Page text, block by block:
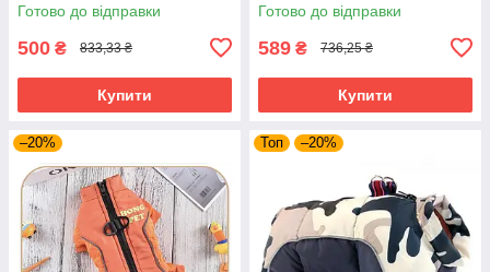
Готово до відправки
500 ₴ 833,33 ₴
Купити
Готово до відправки
589 ₴ 736,25 ₴
Купити
–20% Топ –20%